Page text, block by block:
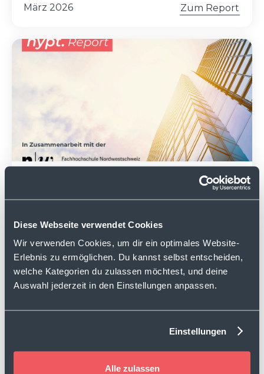
Diese Webseite verwendet Cookies
Wir verwenden Cookies, um dir ein optimales Website-
Erlebnis zu ermöglichen. Du kannst selbst entscheiden,
welche Kategorien du zulassen möchtest, und deine
Auswahl jederzeit in den Einstellungen anpassen.
Einstellungen
Alle zulassen
März 2026
Zum Report
Zum Report
hypt Report Switzerland